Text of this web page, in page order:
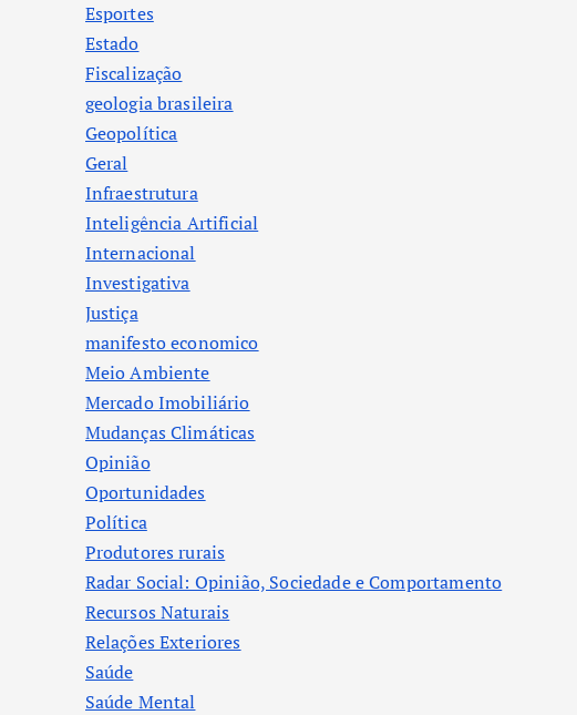
Esportes
Estado
Fiscalização
geologia brasileira
Geopolítica
Geral
Infraestrutura
Inteligência Artificial
Internacional
Investigativa
Justiça
manifesto economico
Meio Ambiente
Mercado Imobiliário
Mudanças Climáticas
Opinião
Oportunidades
Política
Produtores rurais
Radar Social: Opinião, Sociedade e Comportamento
Recursos Naturais
Relações Exteriores
Saúde
Saúde Mental